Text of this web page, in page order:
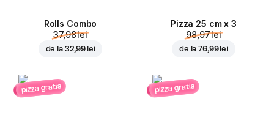
Rolls Combo
37,98 lei
de la 32,99 lei
Pizza 25 cm x 3
98,97 lei
de la76,99 lei
pizza gratis pizza gratis